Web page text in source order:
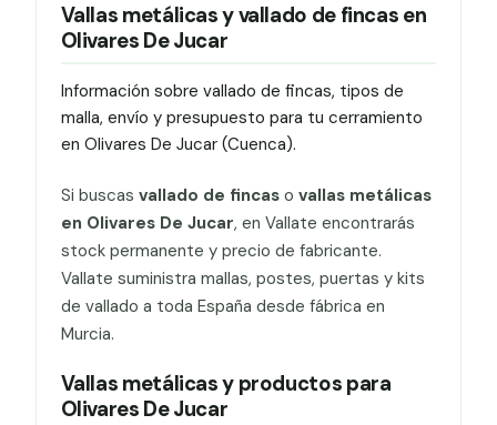
Vallas metálicas y vallado de fincas en
Olivares De Jucar
Información sobre vallado de fincas, tipos de
malla, envío y presupuesto para tu cerramiento
en Olivares De Jucar (Cuenca).
Si buscas vallado de fincaso vallas metálicas
en Olivares De Jucar, en Vallate encontrarás
stock permanente y precio de fabricante.
Vallate suministra mallas, postes, puertas y kits
de vallado a toda España desde fábrica en
Murcia.
Vallas metálicas y productos para
Olivares De Jucar